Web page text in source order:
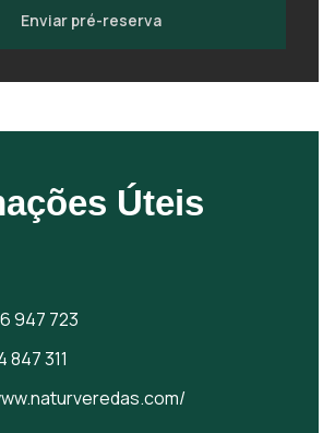
Enviar pré-reserva
Úteis
947 723
847 311